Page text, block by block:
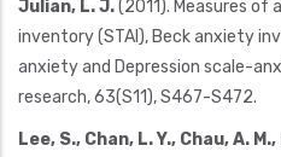
Julian, L. J.(2011). Measures
inventory (STAI), Beck anxiety
anxiety and Depression scale-
research, 63(S11), S467-S472.
Lee, S., Chan, L. Y., Chau, A.